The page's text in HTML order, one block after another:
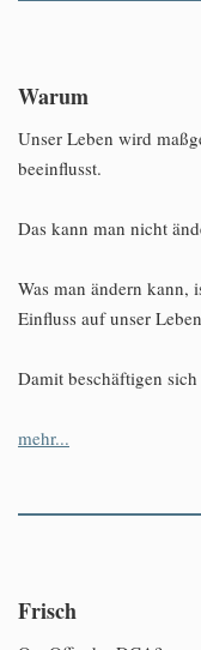
Warum
Unser Leben wird
beeinflusst.
Das kann man nicht
Was man ändern kann,
Einfluss auf unser
Damit beschäftigen sich
mehr...
Frisch